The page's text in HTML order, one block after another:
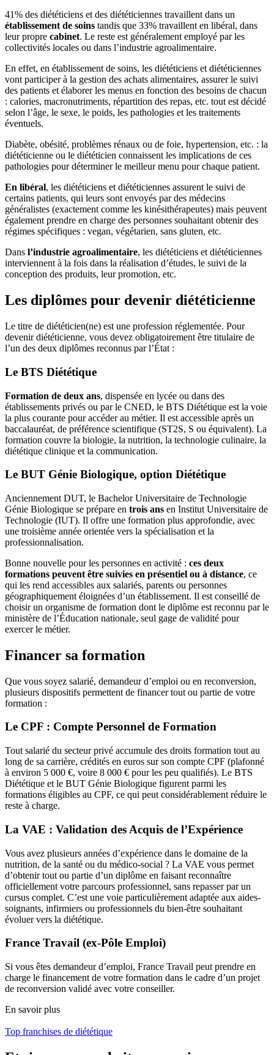
41% des diététiciens et des diététiciennes travaillent dans un
établissement de soins tandis que 33% travaillent en libéral, dans
leur propre cabinet. Le reste est généralement employé par les
collectivités locales ou dans l’industrie agroalimentaire.
En effet, en établissement de soins, les diététiciens et diététiciennes
vont participer à la gestion des achats alimentaires, assurer le suivi
des patients et élaborer les menus en fonction des besoins de chacun
: calories, macronutriments, répartition des repas, etc. tout est décidé
selon l’âge, le sexe, le poids, les pathologies et les traitements
éventuels.
Diabète, obésité, problèmes rénaux ou de foie, hypertension, etc. : la
diététicienne ou le diététicien connaissent les implications de ces
pathologies pour déterminer le meilleur menu pour chaque patient.
En libéral, les diététiciens et diététiciennes assurent le suivi de
certains patients, qui leurs sont envoyés par des médecins
généralistes (exactement comme les kinésithérapeutes) mais peuvent
également prendre en charge des personnes souhaitant obtenir des
régimes spécifiques : vegan, végétarien, sans gluten, etc.
Dans l’industrie agroalimentaire, les diététiciens et diététiciennes
interviennent à la fois dans la réalisation d’études, le suivi de la
conception des produits, leur promotion, etc.
Les diplômes pour devenir diététicienne
Le titre de diététicien(ne) est une profession réglementée. Pour
devenir diététicienne, vous devez obligatoirement être titulaire de
l’un des deux diplômes reconnus par l’État :
Le BTS Diététique
Formation de deux ans, dispensée en lycée ou dans des
établissements privés ou par le CNED, le BTS Diététique est la voie
la plus courante pour accéder au métier. Il est accessible après un
baccalauréat, de préférence scientifique (ST2S, S ou équivalent). La
formation couvre la biologie, la nutrition, la technologie culinaire, la
diététique clinique et la communication.
Le BUT Génie Biologique, option Diététique
Anciennement DUT, le Bachelor Universitaire de Technologie
Génie Biologique se prépare en trois ans en Institut Universitaire de
Technologie (IUT). Il offre une formation plus approfondie, avec
une troisième année orientée vers la spécialisation et la
professionnalisation.
Bonne nouvelle pour les personnes en activité : ces deux
formations peuvent être suivies en présentiel ou à distance, ce
qui les rend accessibles aux salariés, parents ou personnes
géographiquement éloignées d’un établissement. Il est conseillé de
choisir un organisme de formation dont le diplôme est reconnu par le
ministère de l’Éducation nationale, seul gage de validité pour
exercer le métier.
Financer sa formation
Que vous soyez salarié, demandeur d’emploi ou en reconversion,
plusieurs dispositifs permettent de financer tout ou partie de votre
formation :
Le CPF : Compte Personnel de Formation
Tout salarié du secteur privé accumule des droits formation tout au
long de sa carrière, crédités en euros sur son compte CPF (plafonné
à environ 5 000 €, voire 8 000 € pour les peu qualifiés). Le BTS
Diététique et le BUT Génie Biologique figurent parmi les
formations éligibles au CPF, ce qui peut considérablement réduire le
reste à charge.
La VAE : Validation des Acquis de l’Expérience
Vous avez plusieurs années d’expérience dans le domaine de la
nutrition, de la santé ou du médico-social ? La VAE vous permet
d’obtenir tout ou partie d’un diplôme en faisant reconnaître
officiellement votre parcours professionnel, sans repasser par un
cursus complet. C’est une voie particulièrement adaptée aux aides-
soignants, infirmiers ou professionnels du bien-être souhaitant
évoluer vers la diététique.
France Travail (ex-Pôle Emploi)
Si vous êtes demandeur d’emploi, France Travail peut prendre en
charge le financement de votre formation dans le cadre d’un projet
de reconversion validé avec votre conseiller.
En savoir plus
Top franchises de diététique